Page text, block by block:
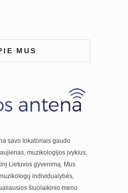
MUS
savo lokatoriais gaudo
muzikologijos įvykius,
Lietuvos gyvenimą. Mus
individualybės,
šiuolaikinio meno